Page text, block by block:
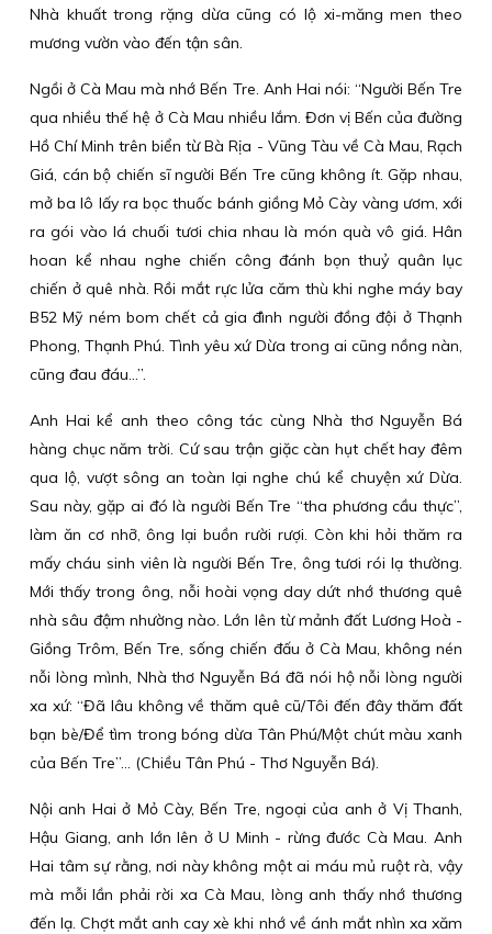
Nhà khuất trong rặng dừa cũng có lộ xi-măng men theo
mương vườn vào đến tận sân.
Ngồi ở Cà Mau mà nhớ Bến Tre. Anh Hai nói: “Người Bến Tre
qua nhiều thế hệ ở Cà Mau nhiều lắm. Đơn vị Bến của đường
Hồ Chí Minh trên biển từ Bà Rịa - Vũng Tàu về Cà Mau, Rạch
Giá, cán bộ chiến sĩ người Bến Tre cũng không ít. Gặp nhau,
mở ba lô lấy ra bọc thuốc bánh giồng Mỏ Cày vàng ươm, xới
ra gói vào lá chuối tươi chia nhau là món quà vô giá. Hân
hoan kể nhau nghe chiến công đánh bọn thuỷ quân lục
chiến ở quê nhà. Rồi mắt rực lửa căm thù khi nghe máy bay
B52 Mỹ ném bom chết cả gia đình người đồng đội ở Thạnh
Phong, Thạnh Phú. Tình yêu xứ Dừa trong ai cũng nồng nàn,
cũng đau đáu...”.
Anh Hai kể anh theo công tác cùng Nhà thơ Nguyễn Bá
hàng chục năm trời. Cứ sau trận giặc càn hụt chết hay đêm
qua lộ, vượt sông an toàn lại nghe chú kể chuyện xứ Dừa.
Sau này, gặp ai đó là người Bến Tre “tha phương cầu thực”,
làm ăn cơ nhỡ, ông lại buồn rười rượi. Còn khi hỏi thăm ra
mấy cháu sinh viên là người Bến Tre, ông tươi rói lạ thường.
Mới thấy trong ông, nỗi hoài vọng day dứt nhớ thương quê
nhà sâu đậm nhường nào. Lớn lên từ mảnh đất Lương Hoà -
Giồng Trôm, Bến Tre, sống chiến đấu ở Cà Mau, không nén
nỗi lòng mình, Nhà thơ Nguyễn Bá đã nói hộ nỗi lòng người
xa xứ: “Đã lâu không về thăm quê cũ/Tôi đến đây thăm đất
bạn bè/Để tìm trong bóng dừa Tân Phú/Một chút màu xanh
của Bến Tre”… (Chiều Tân Phú - Thơ Nguyễn Bá).
Nội anh Hai ở Mỏ Cày, Bến Tre, ngoại của anh ở Vị Thanh,
Hậu Giang, anh lớn lên ở U Minh - rừng đước Cà Mau. Anh
Hai tâm sự rằng, nơi này không một ai máu mủ ruột rà, vậy
mà mỗi lần phải rời xa Cà Mau, lòng anh thấy nhớ thương
đến lạ. Chợt mắt anh cay xè khi nhớ về ánh mắt nhìn xa xăm